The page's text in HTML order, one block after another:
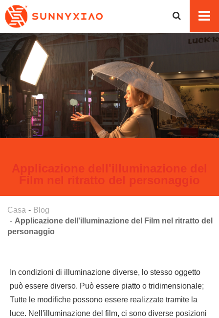
Applicazione dell'illuminazione del
Film nel ritratto del personaggio
Casa
Blog
Applicazione dell'illuminazione del Film nel ritratto del
personaggio
In condizioni di illuminazione diverse, lo stesso oggetto
può essere diverso. Può essere piatto o tridimensionale;
Tutte le modifiche possono essere realizzate tramite la
luce. Nell'illuminazione del film, ci sono diverse posizioni